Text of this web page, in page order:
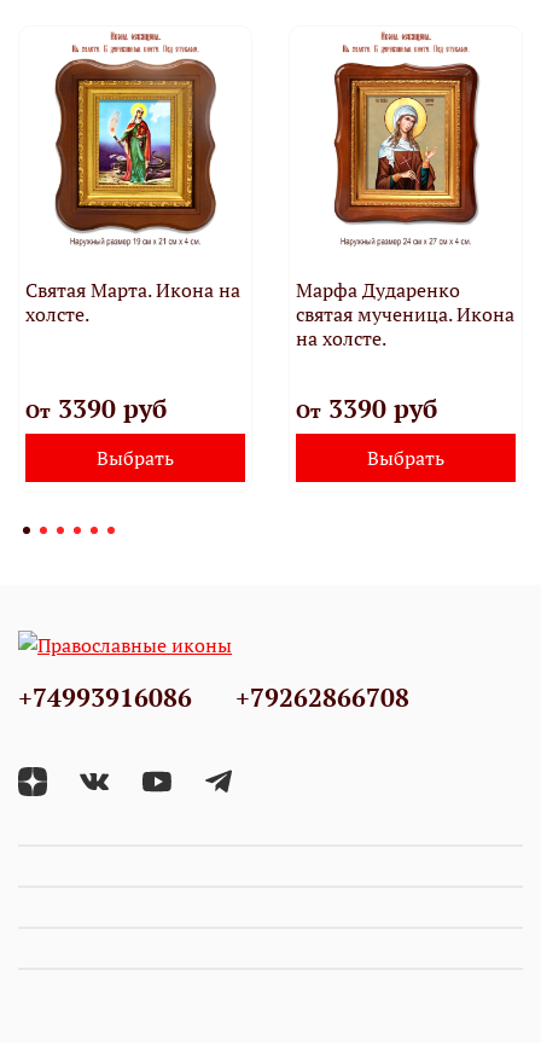
Святая Марта. Икона на
холсте.
От3390 руб
Выбрать
Марфа Дударенко
святая мученица. Икона
на холсте.
От3390 руб
Выбрать
+74993916086 +79262866708